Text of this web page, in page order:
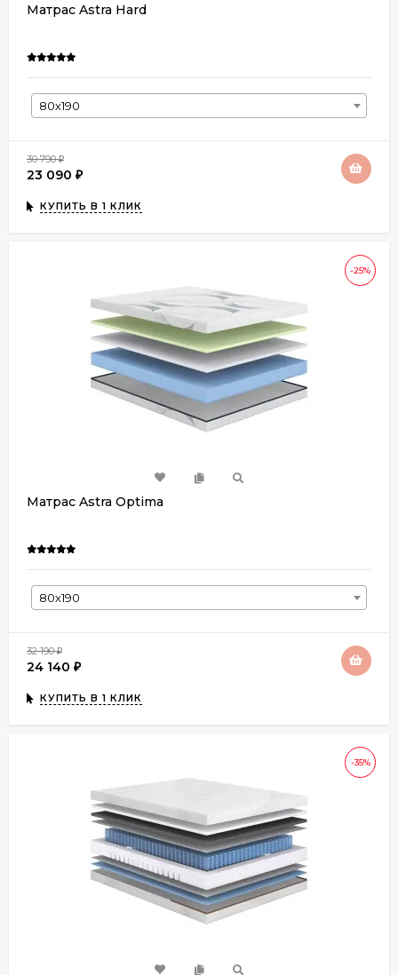
Матрас Astra Hard
80х190
30 790₽
23 090 ₽
КУПИТЬ В 1 КЛИК
-25%
Матрас Astra Optima
80х190
32 190₽
24 140 ₽
КУПИТЬ В 1 КЛИК
-35%